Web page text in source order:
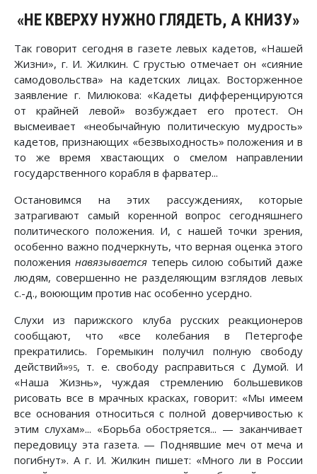
«НЕ КВЕРХУ НУЖНО ГЛЯДЕТЬ, А КНИЗУ»
Так говорит сегодня в газете левых кадетов, «Нашей
Жизни», г. И. Жилкин. С грустью отмечает он «сияние
самодовольства» на кадетских лицах. Восторженное
заявление г. Милюкова: «Кадеты дифференцируются
от крайней левой» возбуждает его протест. Он
высмеивает «необычайную политическую мудрость»
кадетов, признающих «безвыходность» положения и в
то же время хвастающих о смелом направлении
государственного корабля в фарватер...
Остановимся на этих рассуждениях, которые
затрагивают самый коренной вопрос сегодняшнего
политического положения. И, с нашей точки зрения,
особенно важно подчеркнуть, что верная оценка этого
положения навязываетсятеперь силою событий даже
людям, совершенно не разделяющим взглядов левых
с.-д., воюющим против нас особенно усердно.
Слухи из парижского клуба русских реакционеров
сообщают, что «все колебания в Петергофе
прекратились. Горемыкин получил полную свободу
действий»95, т. е. свободу расправиться с Думой. И
«Наша Жизнь», чуждая стремлению большевиков
рисовать все в мрачных красках, говорит: «Мы имеем
все основания относиться с полной доверчивостью к
этим слухам»... «Борьба обостряется... — заканчивает
передовицу эта газета. — Поднявшие меч от меча и
погибнут». А г. И. Жилкин пишет: «Много ли в России